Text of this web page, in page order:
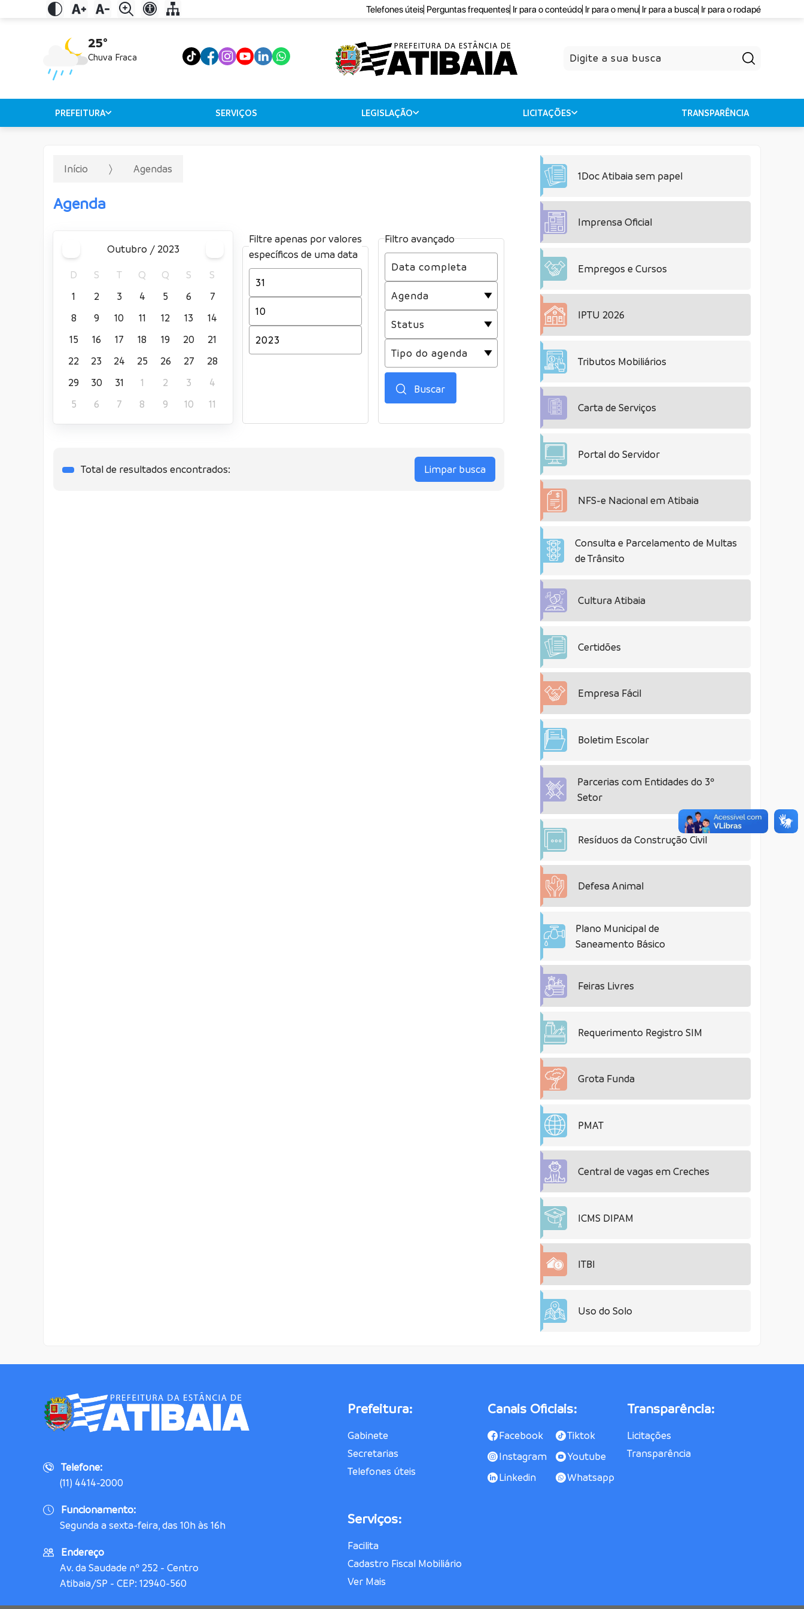
Telefones úteis Perguntas frequentes Ir para o conteúdo Ir para o menu Ir para a busca Ir para o rodapé
25°
Chuva Fraca
PREFEITURA SERVIÇOS LEGISLAÇÃO LICITAÇÕES TRANSPARÊNCIA
Início Agendas
Agenda
outubro / 2023
D
S T Q Q S
S
1
2 3 4 5 6
7
8
9 10 11 12 13
14
15
16 17 18 19 20
21
22
23 24 25 26 27
28
29
30 31 1 2 3
4
5
6 7 8 9 10 11
Filtre apenas por valores
específicos de uma data
Filtro avançado
Buscar
Total de resultados encontrados: Limpar busca
1Doc Atibaia sem papel
Imprensa Oficial
Empregos e Cursos
IPTU 2026
Tributos Mobiliários
Carta de Serviços
Portal do Servidor
NFS-e Nacional em Atibaia
Consulta e Parcelamento de Multas
de Trânsito
Cultura Atibaia
Certidões
Empresa Fácil
Boletim Escolar
Parcerias com Entidades do 3º
Setor
Resíduos da Construção Civil
Defesa Animal
Plano Municipal de
Saneamento Básico
Feiras Livres
Requerimento Registro SIM
Grota Funda
PMAT
Central de vagas em Creches
ICMS DIPAM
ITBI
Uso do Solo
Telefone:
(11) 4414-2000
Funcionamento:
Segunda a sexta-feira, das 10h às 16h
Endereço
Av. da Saudade nº 252 - Centro
Atibaia/SP - CEP: 12940-560
Prefeitura:
Gabinete
Secretarias
Telefones úteis
Canais Oficiais:
Facebook
Tiktok
Instagram
Youtube
Linkedin
Whatsapp
Transparência:
Licitações
Transparência
Serviços:
Facilita
Cadastro Fiscal Mobiliário
Ver Mais